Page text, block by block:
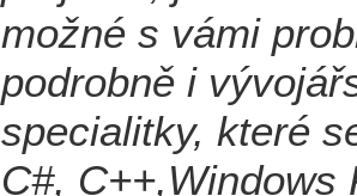
možné s vámi
podrobně i
specialitky, které
C#, C++,Windows